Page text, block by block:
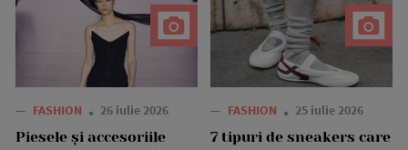
— FASHION 26 iulie 2026
Piesele și accesoriile
— FASHION 25 iulie 2026
7 tipuri de sneakers care